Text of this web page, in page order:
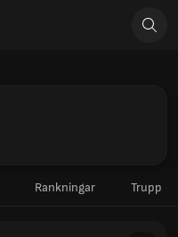
Rankningar Trupp